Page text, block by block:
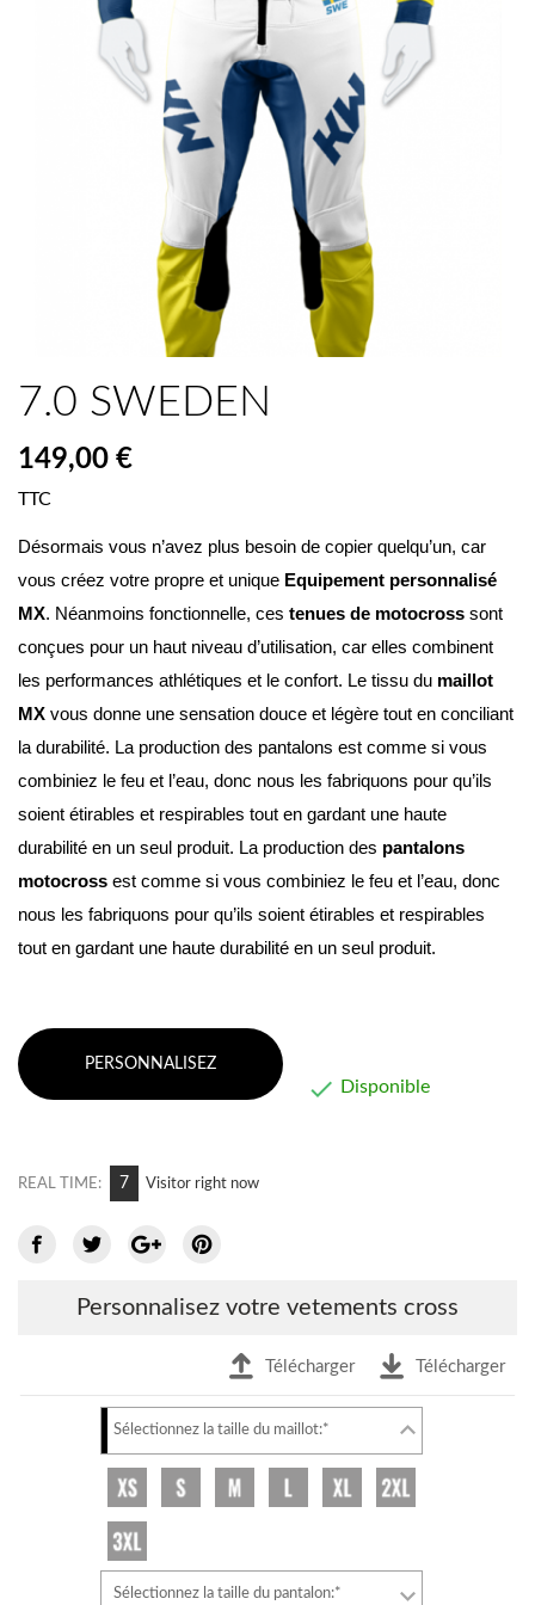
7.0 SWEDEN
149,00 €
TTC
Désormais vous n’avez plus besoin de copier quelqu’un, car
vous créez votre propre et unique Equipement personnalisé
MX. Néanmoins fonctionnelle, ces tenues de motocross sont
conçues pour un haut niveau d’utilisation, car elles combinent
les performances athlétiques et le confort. Le tissu du maillot
MX vous donne une sensation douce et légère tout en conciliant
la durabilité. La production des pantalons est comme si vous
combiniez le feu et l’eau, donc nous les fabriquons pour qu’ils
soient étirables et respirables tout en gardant une haute
durabilité en un seul produit. La production des pantalons
motocross est comme si vous combiniez le feu et l’eau, donc
nous les fabriquons pour qu’ils soient étirables et respirables
tout en gardant une haute durabilité en un seul produit.
PERSONNALISEZ
 Disponible
REAL TIME: 8 Visitor right now
Personnalisez votre vetements cross
Télécharger Télécharger
Sélectionnez la taille du maillot:*
Sélectionnez la taille du pantalon:*